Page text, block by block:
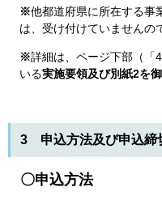
※他都道府県に所在する事
は、受け付けていませんの
※詳細は、ページ下部（
いる​実施要領及び別紙2を御
3 申込方法及び申込締
〇申込方法